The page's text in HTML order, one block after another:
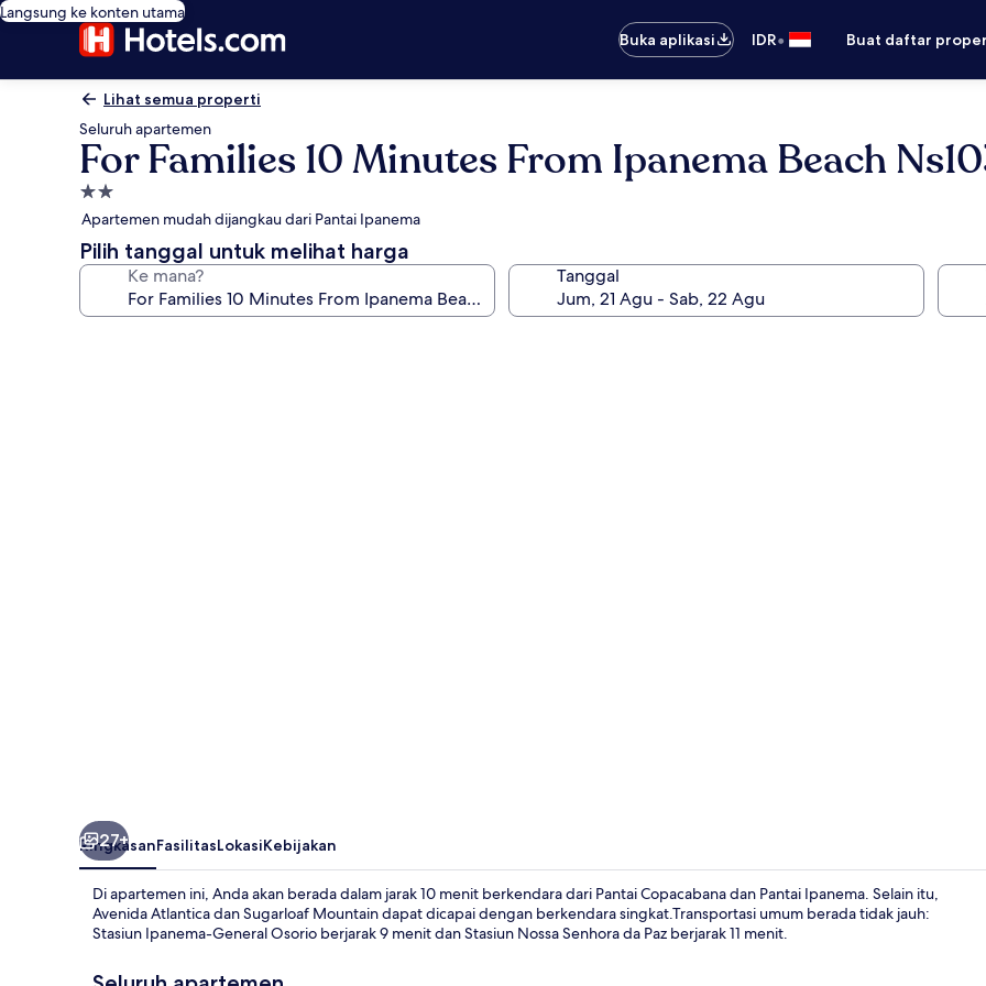
Langsung ke konten utama
Buka aplikasi
IDR• Buat daftar
Lihat semua properti
Seluruh apartemen
For Families 10 Minutes From Ipanema Beach
Properti
bintang
2.0
Apartemen mudah dijangkau dari Pantai Ipanema
Pilih tanggal untuk melihat harga
Ke mana? Tanggal
27+
RingkasanFasilitasLokasiKebijakan
Di apartemen ini, Anda akan berada dalam jarak 10 menit berkendara dari Pantai Copacabana dan Pantai Ipanema. Selain itu,
Avenida Atlantica dan Sugarloaf Mountain dapat dicapai dengan berkendara singkat.Transportasi umum berada tidak jauh:
Stasiun Ipanema-General Osorio berjarak 9 menit dan Stasiun Nossa Senhora da Paz berjarak 11 menit.